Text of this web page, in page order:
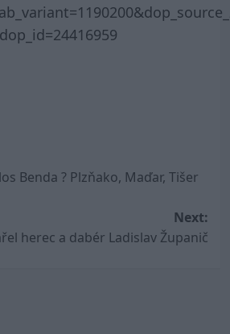
Benda ? Plzňako, Maďar, Tišer
Next:
herec a dabér Ladislav Županič